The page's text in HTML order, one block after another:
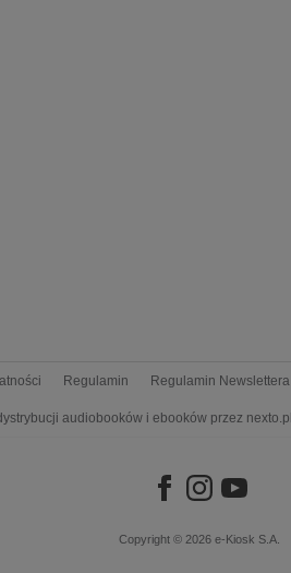
Regulamin Regulamin Newslettera
audiobooków i ebooków przez nexto.pl
Copyright © 2026 e-Kiosk S.A.